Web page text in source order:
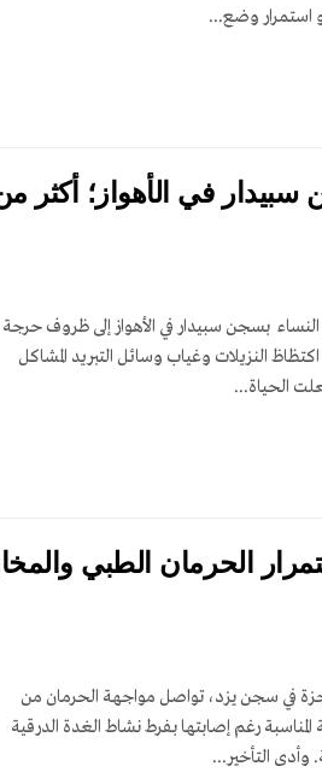
استمرار وضع...
النساء بسجن سبيدار في الأهواز إلى ظروف حرجة
النزيلات وغياب وسائل التبريد المشاكل
الحياة...
الحرمان الطبي
في سجن يزد، تواصل مواجهة الحرمان من
رغم إصابتها بفرط نشاط الغدة الدرقية
التأخير...